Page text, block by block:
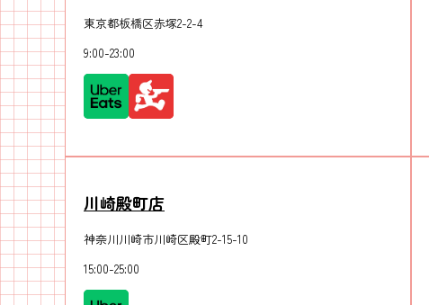
東京都板橋区赤塚2-2-4
9:00-23:00
川崎殿町店
神奈川川崎市川崎区殿町2-15-10
15:00-25:00